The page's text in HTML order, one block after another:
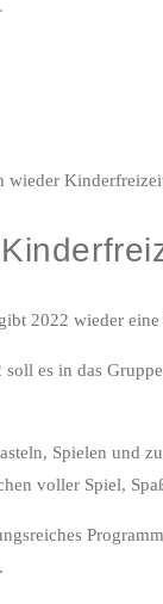
2022 wieder
es in das
Spielen und
voller Spiel,